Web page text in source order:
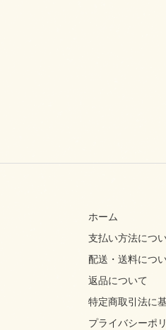
ホーム
支払い方法につ
配送・送料につ
返品について
特定商取引法に
プライバシーポ